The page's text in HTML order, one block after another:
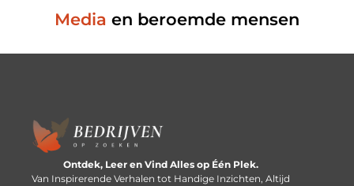
Media en beroemde mensen
Ontdek, Leer en Vind Alles op Één Plek.
Van Inspirerende Verhalen tot Handige Inzichten, Altijd